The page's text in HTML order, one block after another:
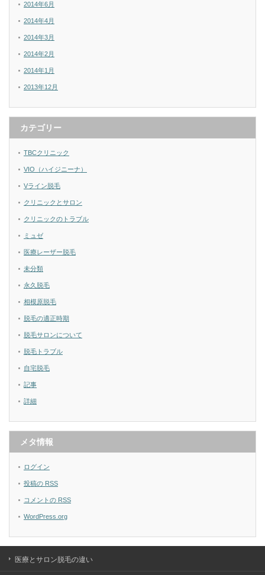
2014年6月
2014年4月
2014年3月
2014年2月
2014年1月
2013年12月
カテゴリー
TBCクリニック
VIO（ハイジニーナ）
Vライン脱毛
クリニックとサロン
クリニックのトラブル
ミュゼ
医療レーザー脱毛
未分類
永久脱毛
相模原脱毛
脱毛の適正時期
脱毛サロンについて
脱毛トラブル
自宅脱毛
記事
詳細
メタ情報
ログイン
投稿の RSS
コメントの RSS
WordPress.org
医療とサロン脱毛の違い